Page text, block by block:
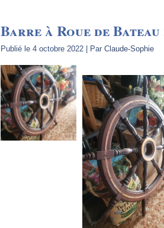
Barre à Roue de
Publié le 4 octobre 2022 Par Claude-Sophie